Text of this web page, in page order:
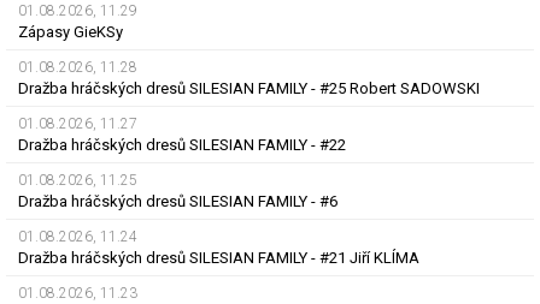
01.08.2026, 11.29
Zápasy GieKSy
01.08.2026, 11.28
Dražba hráčských dresů SILESIAN FAMILY - #25 Robert SADOWSKI
01.08.2026, 11.27
Dražba hráčských dresů SILESIAN FAMILY - #22
01.08.2026, 11.25
Dražba hráčských dresů SILESIAN FAMILY - #6
01.08.2026, 11.24
Dražba hráčských dresů SILESIAN FAMILY - #21 Jiří KLÍMA
01.08.2026, 11.23